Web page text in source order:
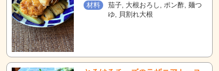
材料
茄子, 大根おろし, ポン酢, 麺つ
ゆ, 貝割れ大根